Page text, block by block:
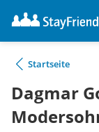
Startseite
Dagmar